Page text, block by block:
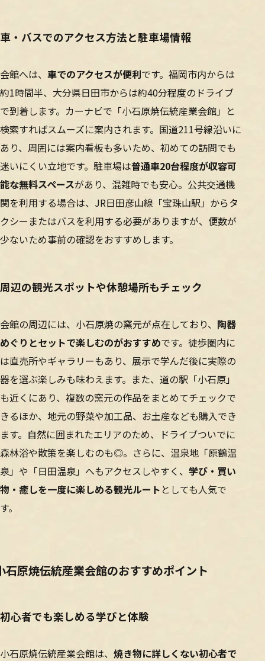
車・バスでのアクセス方法と駐車場情報
会館へは、 車でのアクセスが便利です。福岡市内からは
約1時間半、大分県日田市からは約40分程度のドライブ
で到着します。カーナビで「小石原焼伝統産業会館」と
検索すればスムーズに案内されます。国道211号線沿いに
あり、周囲には案内看板も多いため、初めての訪問でも
迷いにくい立地です。駐車場は普通車20台程度が収容可
能な無料スペースがあり、混雑時でも安心。公共交通機
関を利用する場合は、JR日田彦山線「宝珠山駅」からタ
クシーまたはバスを利用する必要がありますが、便数が
少ないため事前の確認をおすすめします。
周辺の観光スポットや休憩場所もチェック
会館の周辺には、小石原焼の窯元が点在しており、 陶器
めぐりとセットで楽しむのがおすすめです。徒歩圏内に
は直売所やギャラリーもあり、展示で学んだ後に実際の
器を選ぶ楽しみも味わえます。また、道の駅「小石原」
も近くにあり、複数の窯元の作品をまとめてチェックで
きるほか、地元の野菜や加工品、お土産なども購入でき
ます。自然に囲まれたエリアのため、ドライブついでに
森林浴や散策を楽しむのも◎。さらに、温泉地「原鶴温
泉」や「日田温泉」へもアクセスしやすく、 学び・買い
物・癒しを一度に楽しめる観光ルート としても人気で
す。
石原焼伝統産業会館のおすすめポイント
初心者でも楽しめる学びと体験
小石原焼伝統産業会館は、 焼き物に詳しくない初心者で